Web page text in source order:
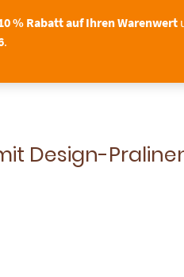
% Rabatt auf Ihren Warenwert
.
Design-